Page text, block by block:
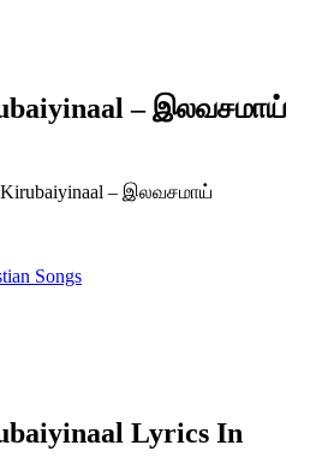
– இலவசமாய்
Kirubaiyinaal – இலவசமாய்
Songs
Lyrics In